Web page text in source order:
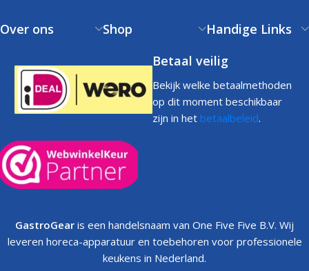
Over ons Shop
Handige Links
Betaal veilig
Bekijk welke betaalmethoden
op dit moment beschikbaar
zijn in het betaalbeleid.
GastroGear is een handelsnaam van One Five Five B.V. Wij
leveren horeca-apparatuur en toebehoren voor professionele
keukens in Nederland.